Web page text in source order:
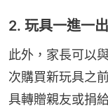
2. 玩具一進一
此外，家長可以
次購買新玩具之
具轉贈親友或捐